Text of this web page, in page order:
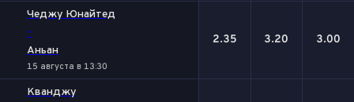
Чеджу Юнайтед
-
Аньан
15 августа в 13:30
2.35 3.20 3.00
Кванджу